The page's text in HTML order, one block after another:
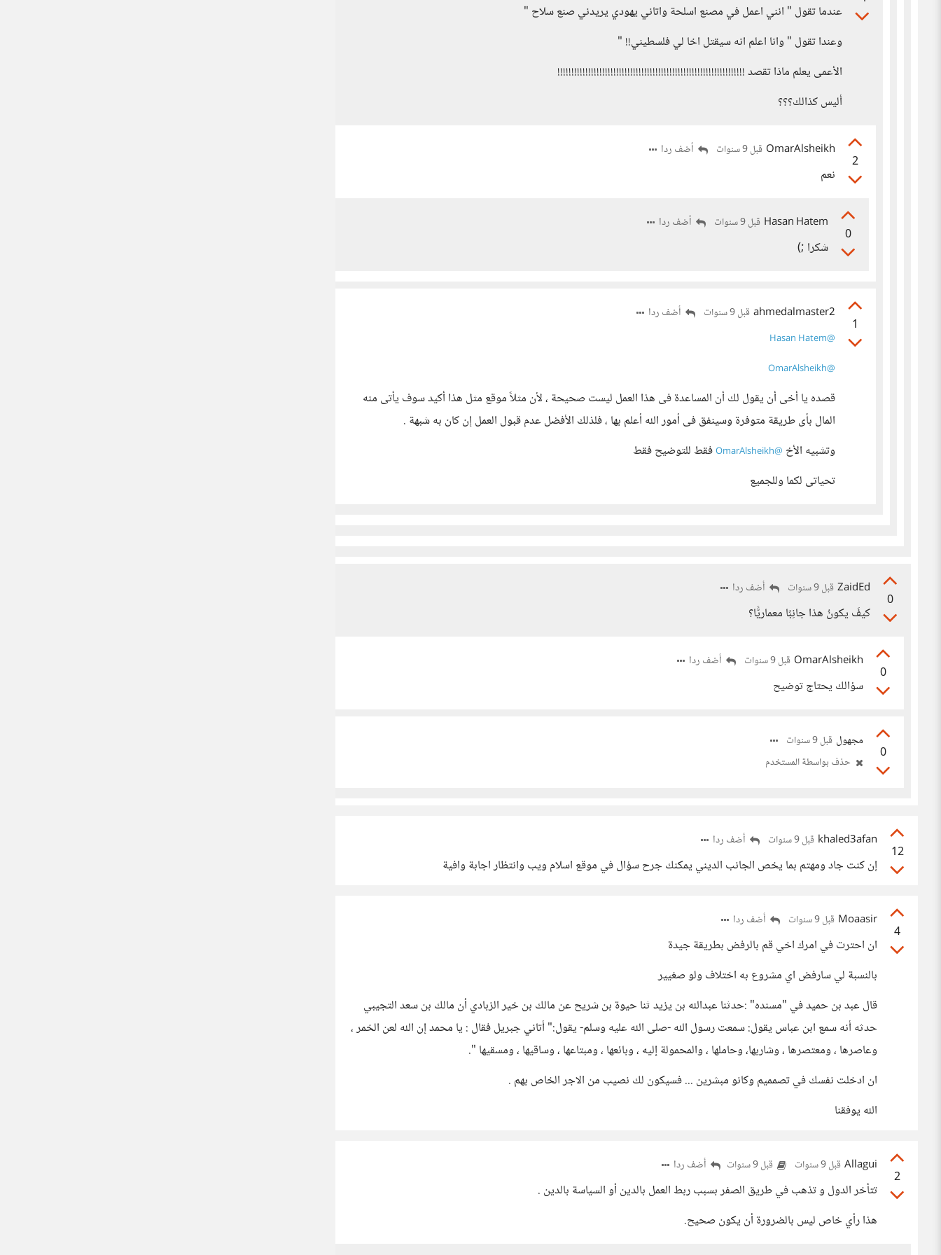
عندما تقول " انني اعمل في مصنع اسلحة واتاني يهودي يريدني صنع سلاح "
وعندا تقول " وانا اعلم انه سيقتل اخا لي فلسطيني!! "
الأعمى يعلم ماذا تقصد !!!!!!!!!!!!!!!!!!!!!!!!!!!!!!!!!!!!!!!!!!!!!!!!!!!!!!!!!!!!!!!!!!!
أليس كذالك؟؟؟
2
OmarAlsheikh قبل 9 سنوات أضف ردا
نعم
0
Hasan Hatem قبل 9 سنوات أضف ردا
شكرا ;)
1
ahmedalmaster2 قبل 9 سنوات أضف ردا
@Hasan Hatem
@OmarAlsheikh
قصده يا أخى أن يقول لك أن المساعدة فى هذا العمل ليست صحيحة ، لأن مثلاً موقع مثل هذا أكيد سوف يأتى منه
المال بأى طريقة متوفرة وسينفق فى أمور الله أعلم بها ، فلذلك الأفضل عدم قبول العمل إن كان به شبهة .
وتشبيه الأخ @OmarAlsheikh
فقط للتوضيح فقط
تحياتى لكما وللجميع
0
ZaidEd قبل 9 سنوات أضف ردا
كيفَ يكونُ هذا جانِبًا معماريًّا؟
0
OmarAlsheikh قبل 9 سنوات أضف ردا
سؤالك يحتاج توضيح
0
مجهول قبل 9 سنوات
حذف بواسطة المستخدم
12
khaled3afan قبل 9 سنوات أضف ردا
إن كنت جاد ومهتم بما يخص الجانب الديني يمكنك جرح سؤال في موقع اسلام ويب وانتظار اجابة وافية
4
Moaasir قبل 9 سنوات أضف ردا
ان احترت في امرك اخي قم بالرفض بطريقة جيدة
بالنسبة لي سارفض اي مشروع به اختلاف ولو صغيير
قال عبد بن حميد في "مسنده" :حدثنا عبدالله بن يزيد ثنا حيوة بن شريح عن مالك بن خير الزبادي أن مالك بن سعد التجيبي
حدثه أنه سمع ابن عباس يقول: سمعت رسول الله -صلى الله عليه وسلم- يقول:" أتاني جبريل فقال : يا محمد إن الله لعن الخمر ،
وعاصرها ، ومعتصرها ، وشاربها، وحاملها ، والمحمولة إليه ، وبائعها ، ومبتاعها ، وساقيها ، ومسقيها ".
ان ادخلت نفسك في تصمميم وكانو مبشرين ... فسيكون لك نصيب من الاجر الخاص بهم .
الله يوفقنا
2
Allagui قبل 9 سنوات قبل 9 سنوات أضف ردا
تتأخر الدول و تذهب في طريق الصفر بسبب ربط العمل بالدين أو السياسة بالدين .
هذا رأي خاص ليس بالضرورة أن يكون صحيح.